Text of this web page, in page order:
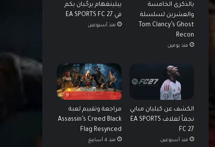
بالذكرى الخامسة
والعشرين لسلسلة
Tom Clancy’s Ghost
Recon
منذ يومين
بيلينغهام يرحّبان بكم
في EA SPORTS FC 27
منذ أسبوعين
الكشف عن كيليان مبابي
نجماً لغلاف EA SPORTS
FC 27
منذ أسبوعين
9
مراجعة وتقييم لعبة
Assassin’s Creed Black
Flag Resynced
منذ 4 أسابيع